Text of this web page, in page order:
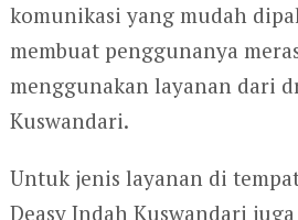
komunikasi yang mudah
membuat penggunanya
menggunakan layanan dari
Kuswandari.
Untuk jenis layanan di
Deasy Indah Kuswandari